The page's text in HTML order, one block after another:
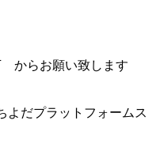
からお願い致します
だプラットフォームス